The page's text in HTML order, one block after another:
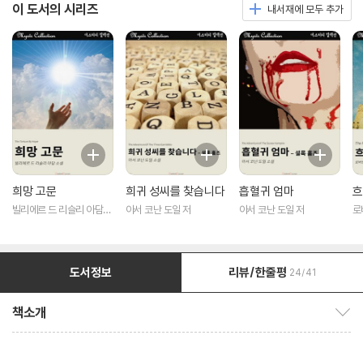
이 도서의 시리즈 내서재에 모두 추가
희망 고문
빌리에르 드 리슬리 아담
희귀 성씨를 찾습니다
아서 코난 도일 저
흡혈귀 엄마
아서 코난 도일 저
도서정보 리뷰/한줄평 24/41
책소개